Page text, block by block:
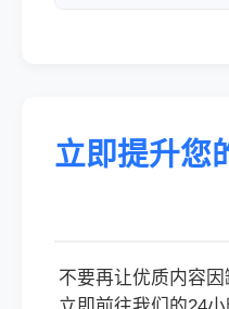
立即提升您
不要再让优质内容因